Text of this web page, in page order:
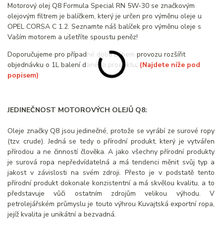
Motorový olej Q8 Formula Special RN 5W-30 se značkovým
olejovým filtrem je balíčkem, který je určen pro výměnu oleje u
OPEL CORSA C 1.2. Seznamte náš balíček pro výměnu oleje s
Vaším motorem a ušetříte spoustu peněz!
Doporučujeme pro případné dolití během provozu rozšířit
objednávku o 1L balení daného produktu. (Najdete níže pod
popisem)
JEDINEČNOST MOTOROVÝCH OLEJŮ Q8:
Oleje značky Q8 jsou jedinečné, protože se vyrábí ze surové ropy
(tzv. crude). Jedná se tedy o přírodní produkt, který je vytvářen
přírodou a ne činností člověka. A jako všechny přírodní produkty
je surová ropa nepředvídatelná a má tendenci měnit svůj typ a
jakost v závislosti na svém zdroji. Přesto je v podstatě tento
přírodní produkt dokonale konzistentní a má skvělou kvalitu, a to
představuje vůči ostatním zdrojům velikou výhodu. V
petrolejářském průmyslu je touto výhrou Kuvajtská exportní ropa,
jejíž kvalita je unikátní a bezvadná.